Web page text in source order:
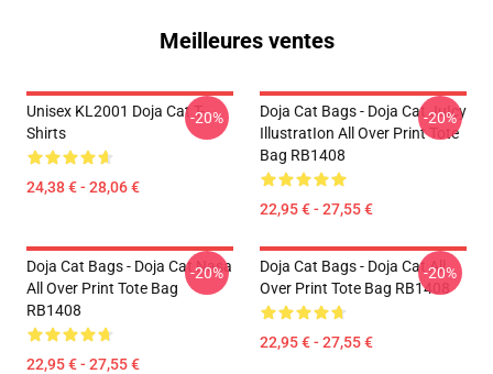
Meilleures ventes
Unisex KL2001 Doja Cat T-
Shirts
24,38 € - 28,06 €
-20%
Doja Cat Bags - Doja Cat JuIcy
IllustratIon All Over Print Tote
Bag RB1408
22,95 € - 27,55 €
-20%
Doja Cat Bags - Doja Cat Nasa
All Over Print Tote Bag
RB1408
22,95 € - 27,55 €
-20%
Doja Cat Bags - Doja Cat All
Over Print Tote Bag RB1408
22,95 € - 27,55 €
-20%